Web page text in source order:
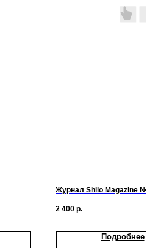
Журнал Shilo Magazine №5
2 400 р.
Подробнее